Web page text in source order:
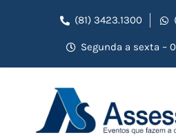
(81) 3423.1300
Segunda a sexta –